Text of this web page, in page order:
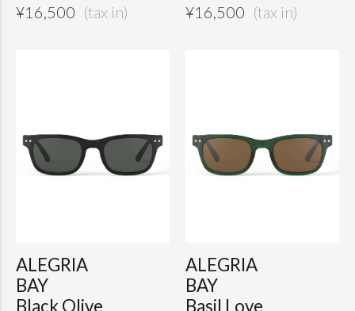
¥16,500 ¥16,500
ALEGRIA
BAY
Black Olive
ALEGRIA
BAY
Basil Love